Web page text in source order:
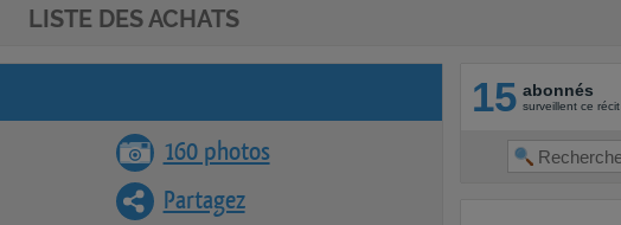
LISTE DES ACHATS
160 photos
Partagez
15 abonnés
surveillent ce récit